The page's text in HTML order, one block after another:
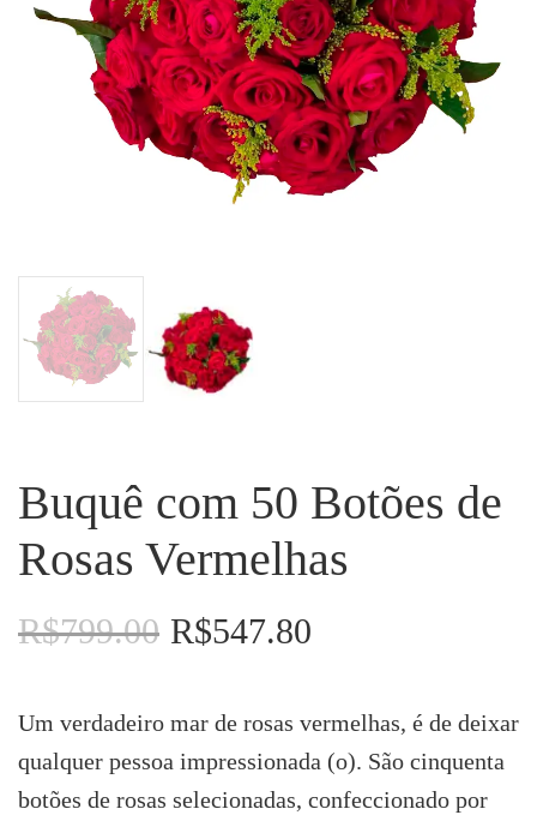
Buquê com 50 Botões de
Rosas Vermelhas
R$799.00 O
era:
R$799.00.
R$547.80
é:
R$547.80.
Um verdadeiro mar de rosas vermelhas, é de deixar
qualquer pessoa impressionada (o). São cinquenta
botões de rosas selecionadas, confeccionado por